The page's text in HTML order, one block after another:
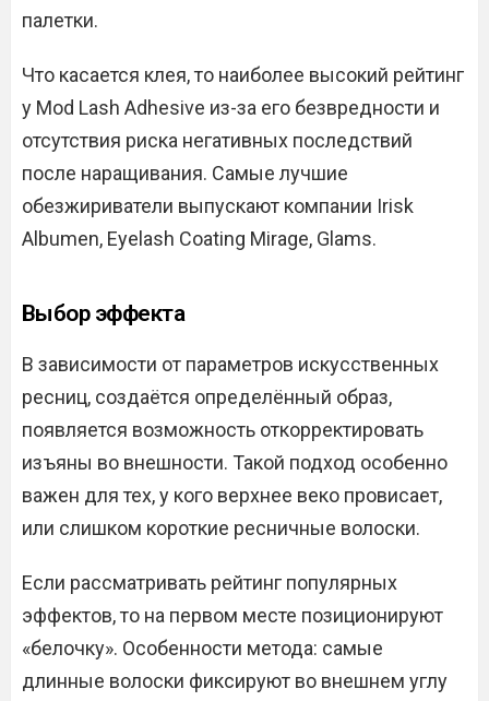
палетки.
Что касается клея, то наиболее высокий рейтинг
у Mod Lash Adhesive из-за его безвредности и
отсутствия риска негативных последствий
после наращивания. Самые лучшие
обезжириватели выпускают компании Irisk
Albumen, Eyelash Coating Mirage, Glams.
Выбор эффекта
В зависимости от параметров искусственных
ресниц, создаётся определённый образ,
появляется возможность откорректировать
изъяны во внешности. Такой подход особенно
важен для тех, у кого верхнее веко провисает,
или слишком короткие ресничные волоски.
Если рассматривать рейтинг популярных
эффектов, то на первом месте позиционируют
«белочку». Особенности метода: самые
длинные волоски фиксируют во внешнем углу